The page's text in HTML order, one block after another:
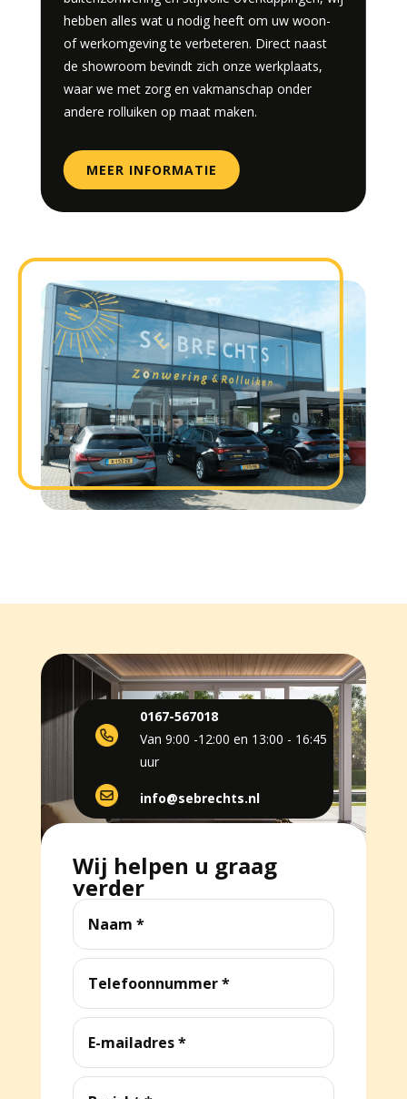
hebben alles wat u nodig heeft om uw woon-
of werkomgeving te verbeteren. Direct naast
de showroom bevindt zich onze werkplaats,
waar we met zorg en vakmanschap onder
andere rolluiken op maat maken.
MEER INFORMATIE
0167-567018
Van 9:00 -12:00 en 13:00 - 16:45
uur
info@sebrechts.nl
Wij helpen u graag
verder